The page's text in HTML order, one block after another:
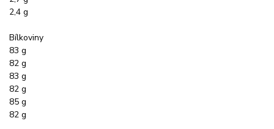
2,4 g
Bílkoviny
83 g
82 g
83 g
82 g
85 g
82 g